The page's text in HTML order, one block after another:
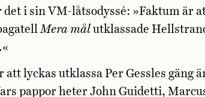
i sin VM-låtsodyssé: »Faktum är
Mera mål utklassade
lyckas utklassa Per Gessles gäng
pappor heter John Guidetti,